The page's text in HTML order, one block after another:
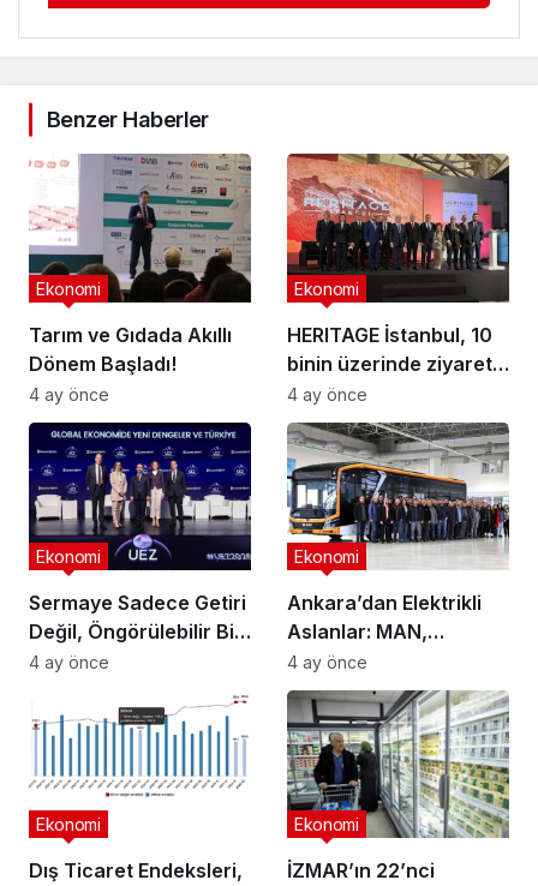
Benzer Haberler
Tarım ve Gıdada Akıllı
Dönem Başladı!
Ekonomi
4 ay önce
HERITAGE İstanbul, 10
binin üzerinde ziyaretçi
ağırladı
Ekonomi
4 ay önce
Sermaye Sadece Getiri
Değil, Öngörülebilir Bir
Ortam Arıyor
Ekonomi
4 ay önce
Ankara’dan Elektrikli
Aslanlar: MAN,
Ankara’daki
fabrikasında eBus
üretimine başladı
Ekonomi
4 ay önce
Dış Ticaret Endeksleri,
Ekonomi
İZMAR’ın 22’nci
Ekonomi